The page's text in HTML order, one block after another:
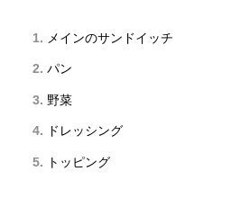
メインのサンドイッチ
パン
野菜
ドレッシング
トッピング